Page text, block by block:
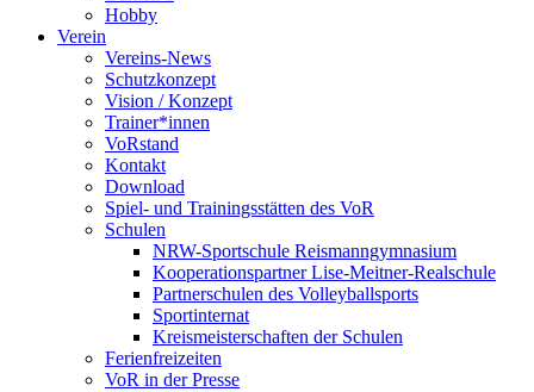
Hobby
Verein
Vereins-News
Schutzkonzept
Vision / Konzept
Trainer*innen
VoRstand
Kontakt
Download
Spiel- und Trainingsstätten des VoR
Schulen
NRW-Sportschule Reismanngymnasium
Kooperationspartner Lise-Meitner-Realschule
Partnerschulen des Volleyballsports
Sportinternat
Kreismeisterschaften der Schulen
Ferienfreizeiten
VoR in der Presse